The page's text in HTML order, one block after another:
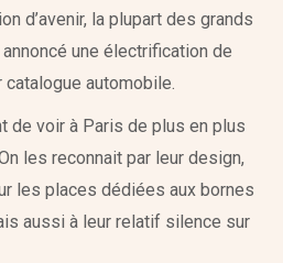
d’avenir, la plupart des grands
une électrification de
automobile.
de voir à Paris de plus en plus
les reconnait par leur design,
les places dédiées aux bornes
aussi à leur relatif silence sur